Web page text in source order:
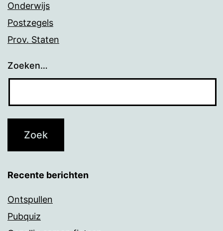
Onderwijs
Postzegels
Prov. Staten
Zoeken…
Recente berichten
Ontspullen
Pubquiz